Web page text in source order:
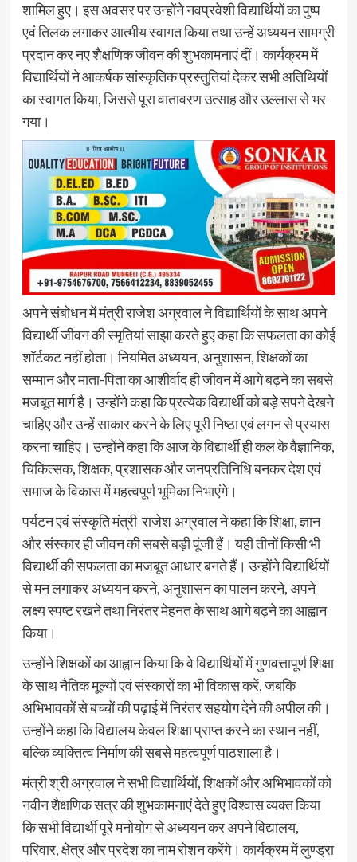
शामिल हुए। इस अवसर पर उन्होंने नवप्रवेशी विद्यार्थियों का पुष्प
एवं तिलक लगाकर आत्मीय स्वागत किया तथा उन्हें अध्ययन सामग्री
प्रदान कर नए शैक्षणिक जीवन की शुभकामनाएं दीं। कार्यक्रम में
विद्यार्थियों ने आकर्षक सांस्कृतिक प्रस्तुतियां देकर सभी अतिथियों
का स्वागत किया, जिससे पूरा वातावरण उत्साह और उल्लास से भर
गया।
अपने संबोधन में मंत्री राजेश अग्रवाल ने विद्यार्थियों के साथ अपने
विद्यार्थी जीवन की स्मृतियां साझा करते हुए कहा कि सफलता का कोई
शॉर्टकट नहीं होता। नियमित अध्ययन, अनुशासन, शिक्षकों का
सम्मान और माता-पिता का आशीर्वाद ही जीवन में आगे बढ़ने का सबसे
मजबूत मार्ग है। उन्होंने कहा कि प्रत्येक विद्यार्थी को बड़े सपने देखने
चाहिए और उन्हें साकार करने के लिए पूरी निष्ठा एवं लगन से प्रयास
करना चाहिए। उन्होंने कहा कि आज के विद्यार्थी ही कल के वैज्ञानिक,
चिकित्सक, शिक्षक, प्रशासक और जनप्रतिनिधि बनकर देश एवं
समाज के विकास में महत्वपूर्ण भूमिका निभाएंगे।
पर्यटन एवं संस्कृति मंत्री राजेश अग्रवाल ने कहा कि शिक्षा, ज्ञान
और संस्कार ही जीवन की सबसे बड़ी पूंजी हैं। यही तीनों किसी भी
विद्यार्थी की सफलता का मजबूत आधार बनते हैं। उन्होंने विद्यार्थियों
से मन लगाकर अध्ययन करने, अनुशासन का पालन करने, अपने
लक्ष्य स्पष्ट रखने तथा निरंतर मेहनत के साथ आगे बढ़ने का आह्वान
किया।
उन्होंने शिक्षकों का आह्वान किया कि वे विद्यार्थियों में गुणवत्तापूर्ण शिक्षा
के साथ नैतिक मूल्यों एवं संस्कारों का भी विकास करें, जबकि
अभिभावकों से बच्चों की पढ़ाई में निरंतर सहयोग देने की अपील की।
उन्होंने कहा कि विद्यालय केवल शिक्षा प्राप्त करने का स्थान नहीं,
बल्कि व्यक्तित्व निर्माण की सबसे महत्वपूर्ण पाठशाला है।
मंत्री श्री अग्रवाल ने सभी विद्यार्थियों, शिक्षकों और अभिभावकों को
नवीन शैक्षणिक सत्र की शुभकामनाएं देते हुए विश्वास व्यक्त किया
कि सभी विद्यार्थी पूरे मनोयोग से अध्ययन कर अपने विद्यालय,
परिवार, क्षेत्र और प्रदेश का नाम रोशन करेंगे। कार्यक्रम में लुण्ड्रा